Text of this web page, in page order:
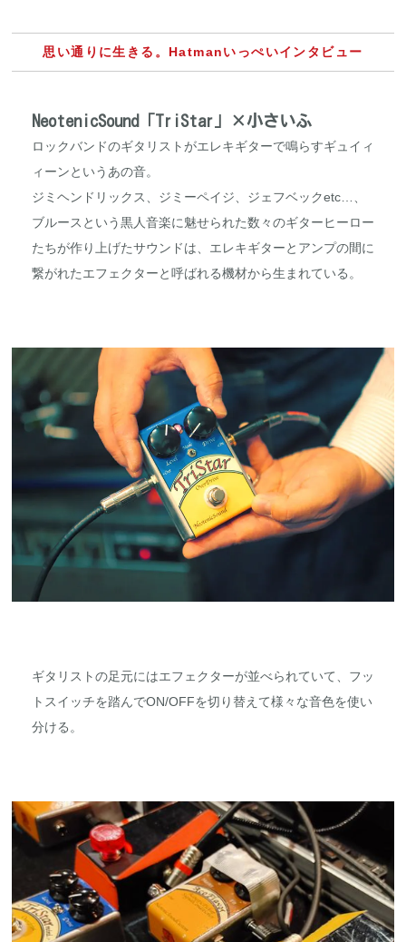
思い通りに生きる。Hatmanいっぺいインタビュー
NeotenicSound「TriStar」×小さいふ
ロックバンドのギタリストがエレキギターで鳴らすギュイィ
ィーンというあの音。
ジミヘンドリックス、ジミーペイジ、ジェフベックetc…、
ブルースという黒人音楽に魅せられた数々のギターヒーロー
たちが作り上げたサウンドは、エレキギターとアンプの間に
繋がれたエフェクターと呼ばれる機材から生まれている。
ギタリストの足元にはエフェクターが並べられていて、フッ
トスイッチを踏んでON/OFFを切り替えて様々な音色を使い
分ける。